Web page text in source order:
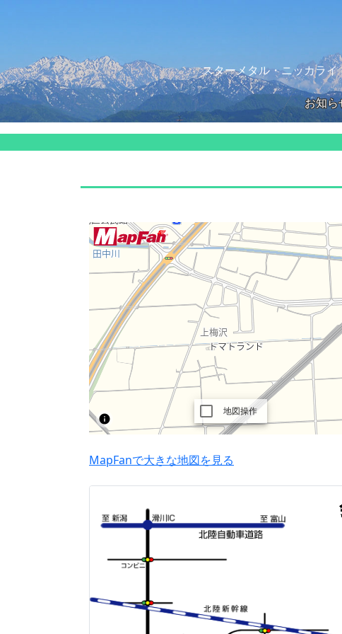
スターメタル・ニッカラ
お知ら
MapFanで大きな地図を見る